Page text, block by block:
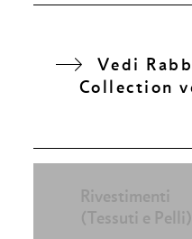
Vedi
Collection
Rivestimenti
(Tessuti e Pelli)